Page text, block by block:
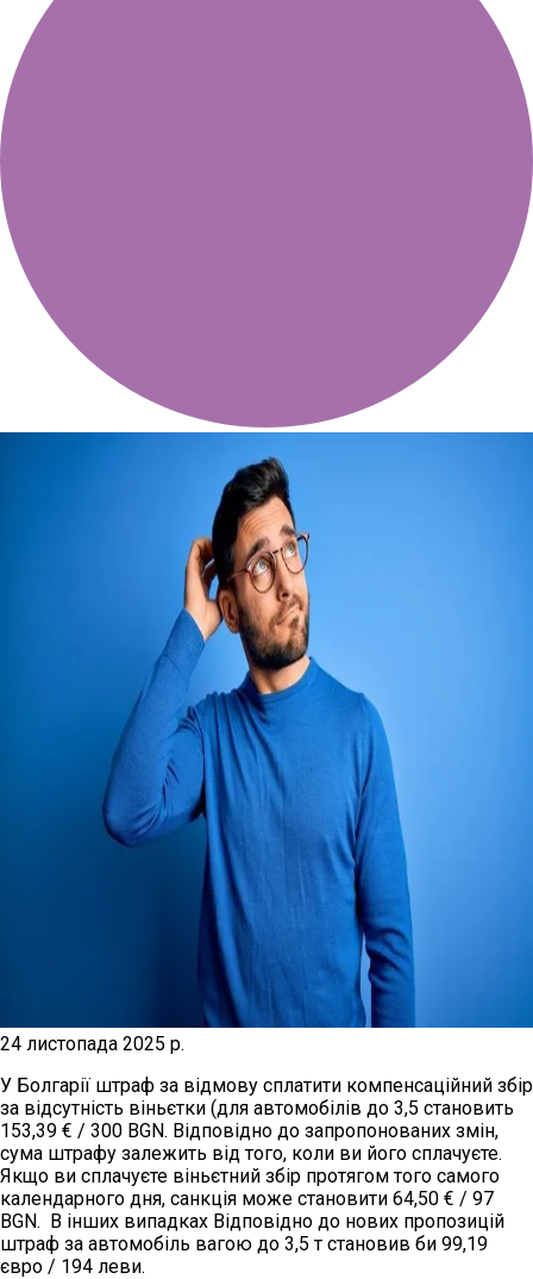
24 листопада 2025 р.
У Болгарії штраф за відмову сплатити компенсаційний збір
за відсутність віньєтки (для автомобілів до 3,5 становить
153,39 € / 300 BGN. Відповідно до запропонованих змін,
сума штрафу залежить від того, коли ви його сплачуєте.
Якщо ви сплачуєте віньєтний збір протягом того самого
календарного дня, санкція може становити 64,50 € / 97
BGN. В інших випадках Відповідно до нових пропозицій
штраф за автомобіль вагою до 3,5 т становив би 99,19
євро / 194 леви.